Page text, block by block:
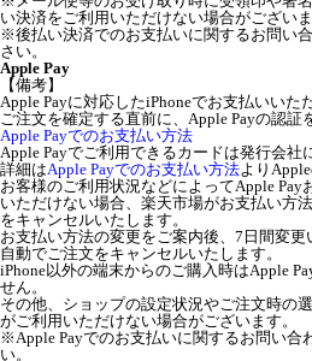
い決済をご利用いただけない場合がございま
※後払い決済でのお支払いに関するお問い
さい。
Apple Pay
【備考】
Apple Payに対応したiPhoneでお支払いいた
ご注文を確定する直前に、Apple Payの認証
Apple Payでのお支払い方法
Apple Payでご利用できるカードは発行会社
詳細はApple Payでのお支払い方法より
お客様のご利用状況などによってApple Pay
いただけない場合、楽天市場がお支払い方
をキャンセルいたします。
お支払い方法の変更をご案内後、7日間変
自動でご注文をキャンセルいたします。
iPhone以外の端末からのご購入時はApple
せん。
その他、ショップの設定状況やご注文時の
がご利用いただけない場合がございます。
※Apple Payでのお支払いに関するお問い合
い。